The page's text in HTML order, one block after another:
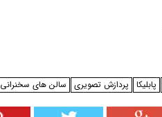
پابلیکا پردازش تصویری سالن های سخنرانی